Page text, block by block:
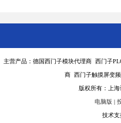
主营产品：德国西门子模块代理商 西门子
商 西门子触摸屏变
版权所有：上
电脑版 |
技术支